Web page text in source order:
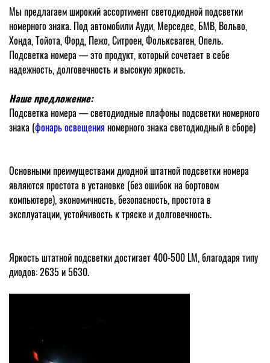
Мы предлагаем широкий ассортимент светодиодной подсветки
номерного знака. Под автомобили Ауди, Мерседес, БМВ, Вольво,
Хонда, Тойота, Форд, Пежо, Ситроен, Фольксваген, Опель.
Подсветка номера — это продукт, который сочетает в себе
надежность, долговечность и высокую яркость.
Наше предложение:
Подсветка номера — светодиодные плафоны подсветки номерного
знака (фонарь освещения номерного знака светодиодный в сборе)
Основными преимуществами диодной штатной подсветки номера
являются простота в установке (без ошибок на бортовом
компьютере), экономичность, безопасность, простота в
эксплуатации, устойчивость к тряске и долговечность.
Яркость штатной подсветки достигает 400-500 LM, благодаря типу
диодов: 2635 и 5630.